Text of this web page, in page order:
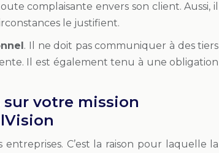
complaisante envers son client. Aussi, il
le justifient.
. Il ne doit pas communiquer à des tiers
Il est également tenu à une obligation
votre mission
C’est la raison pour laquelle la